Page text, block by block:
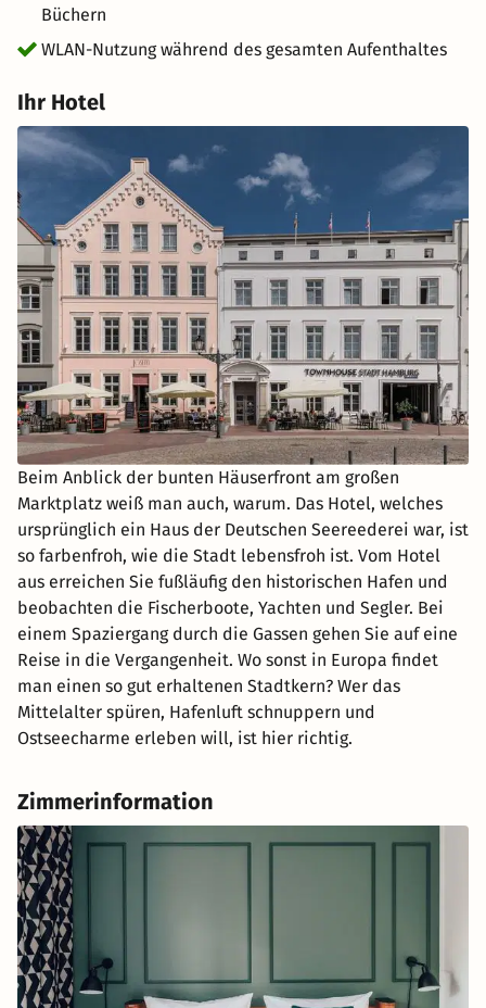
Büchern
WLAN-Nutzung während des gesamten Aufenthaltes
Ihr Hotel
Beim Anblick der bunten Häuserfront am großen
Marktplatz weiß man auch, warum. Das Hotel, welches
ursprünglich ein Haus der Deutschen Seereederei war, ist
so farbenfroh, wie die Stadt lebensfroh ist. Vom Hotel
aus erreichen Sie fußläufig den historischen Hafen und
beobachten die Fischerboote, Yachten und Segler. Bei
einem Spaziergang durch die Gassen gehen Sie auf eine
Reise in die Vergangenheit. Wo sonst in Europa findet
man einen so gut erhaltenen Stadtkern? Wer das
Mittelalter spüren, Hafenluft schnuppern und
Ostseecharme erleben will, ist hier richtig.
Zimmerinformation